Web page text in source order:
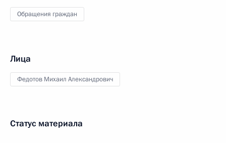
Обращения граждан
Лица
Федотов Михаил Александрович
Статус материала